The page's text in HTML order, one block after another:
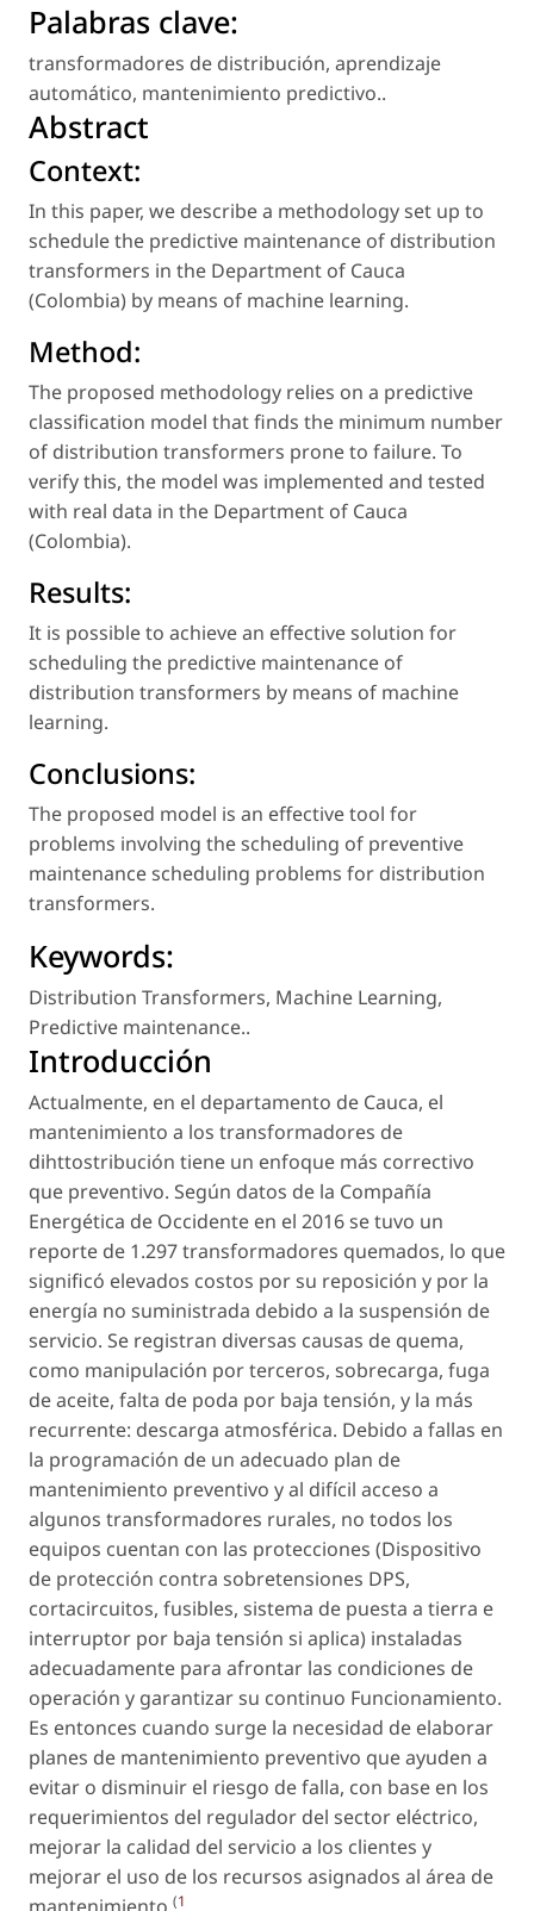
Palabras clave:
transformadores de distribución, aprendizaje
automático, mantenimiento predictivo..
Abstract
Context:
In this paper, we describe a methodology set up to
schedule the predictive maintenance of distribution
transformers in the Department of Cauca
(Colombia) by means of machine learning.
Method:
The proposed methodology relies on a predictive
classification model that finds the minimum number
of distribution transformers prone to failure. To
verify this, the model was implemented and tested
with real data in the Department of Cauca
(Colombia).
Results:
It is possible to achieve an effective solution for
scheduling the predictive maintenance of
distribution transformers by means of machine
learning.
Conclusions:
The proposed model is an effective tool for
problems involving the scheduling of preventive
maintenance scheduling problems for distribution
transformers.
Keywords:
Distribution Transformers, Machine Learning,
Predictive maintenance..
Introducción
Actualmente, en el departamento de Cauca, el
mantenimiento a los transformadores de
dihttostribución tiene un enfoque más correctivo
que preventivo. Según datos de la Compañía
Energética de Occidente en el 2016 se tuvo un
reporte de 1.297 transformadores quemados, lo que
significó elevados costos por su reposición y por la
energía no suministrada debido a la suspensión de
servicio. Se registran diversas causas de quema,
como manipulación por terceros, sobrecarga, fuga
de aceite, falta de poda por baja tensión, y la más
recurrente: descarga atmosférica. Debido a fallas en
la programación de un adecuado plan de
mantenimiento preventivo y al difícil acceso a
algunos transformadores rurales, no todos los
equipos cuentan con las protecciones (Dispositivo
de protección contra sobretensiones DPS,
cortacircuitos, fusibles, sistema de puesta a tierra e
interruptor por baja tensión si aplica) instaladas
adecuadamente para afrontar las condiciones de
operación y garantizar su continuo Funcionamiento.
Es entonces cuando surge la necesidad de elaborar
planes de mantenimiento preventivo que ayuden a
evitar o disminuir el riesgo de falla, con base en los
requerimientos del regulador del sector eléctrico,
mejorar la calidad del servicio a los clientes y
mejorar el uso de los recursos asignados al área de
(1